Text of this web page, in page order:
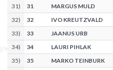
31) 31 MARGUS MULD
32) 32 IVO KREUTZVALD
33) 33 JAANUS URB
34) 34 LAURI PIHLAK
35) 35 MARKO TEINBURK